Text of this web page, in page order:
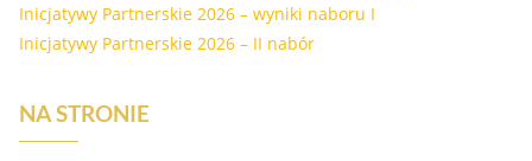
Inicjatywy Partnerskie 2026 – wyniki naboru I
Inicjatywy Partnerskie 2026 – II nabór
NA STRONIE